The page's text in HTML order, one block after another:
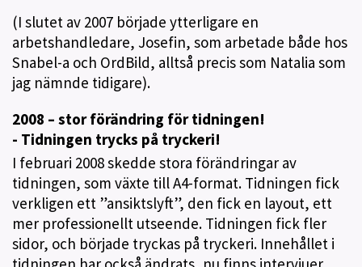
(I slutet av 2007 började ytterligare en
arbetshandledare, Josefin, som arbetade både hos
Snabel-a och OrdBild, alltså precis som Natalia som
jag nämnde tidigare).
2008 – stor förändring för tidningen!
- Tidningen trycks på tryckeri!
I februari 2008 skedde stora förändringar av
tidningen, som växte till A4-format. Tidningen fick
verkligen ett ”ansiktslyft”, den fick en layout, ett
mer professionellt utseende. Tidningen fick fler
sidor, och började tryckas på tryckeri. Innehållet i